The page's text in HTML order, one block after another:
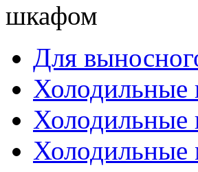
шкафом
Для
Холодильные
Холодильные